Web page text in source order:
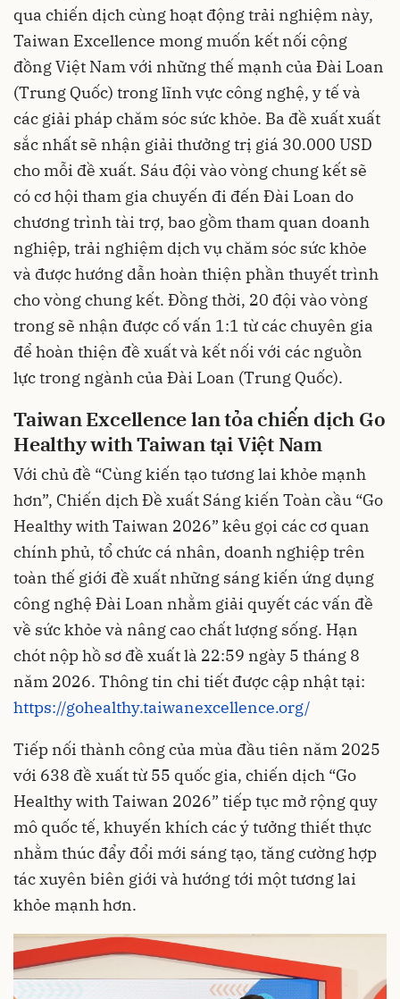
qua chiến dịch cùng hoạt động trải nghiệm này,
Taiwan Excellence mong muốn kết nối cộng
đồng Việt Nam với những thế mạnh của Đài Loan
(Trung Quốc) trong lĩnh vực công nghệ, y tế và
các giải pháp chăm sóc sức khỏe. Ba đề xuất xuất
sắc nhất sẽ nhận giải thưởng trị giá 30.000 USD
cho mỗi đề xuất. Sáu đội vào vòng chung kết sẽ
có cơ hội tham gia chuyến đi đến Đài Loan do
chương trình tài trợ, bao gồm tham quan doanh
nghiệp, trải nghiệm dịch vụ chăm sóc sức khỏe
và được hướng dẫn hoàn thiện phần thuyết trình
cho vòng chung kết. Đồng thời, 20 đội vào vòng
trong sẽ nhận được cố vấn 1:1 từ các chuyên gia
để hoàn thiện đề xuất và kết nối với các nguồn
lực trong ngành của Đài Loan (Trung Quốc).
Taiwan Excellence lan tỏa chiến dịch Go
Healthy with Taiwan tại Việt Nam
Với chủ đề “Cùng kiến tạo tương lai khỏe mạnh
hơn”, Chiến dịch Đề xuất Sáng kiến Toàn cầu “Go
Healthy with Taiwan 2026” kêu gọi các cơ quan
chính phủ, tổ chức cá nhân, doanh nghiệp trên
toàn thế giới đề xuất những sáng kiến ứng dụng
công nghệ Đài Loan nhằm giải quyết các vấn đề
về sức khỏe và nâng cao chất lượng sống. Hạn
chót nộp hồ sơ đề xuất là 22:59 ngày 5 tháng 8
năm 2026. Thông tin chi tiết được cập nhật tại:
https://gohealthy.taiwanexcellence.org/
Tiếp nối thành công của mùa đầu tiên năm 2025
với 638 đề xuất từ 55 quốc gia, chiến dịch “Go
Healthy with Taiwan 2026” tiếp tục mở rộng quy
mô quốc tế, khuyến khích các ý tưởng thiết thực
nhằm thúc đẩy đổi mới sáng tạo, tăng cường hợp
tác xuyên biên giới và hướng tới một tương lai
khỏe mạnh hơn.